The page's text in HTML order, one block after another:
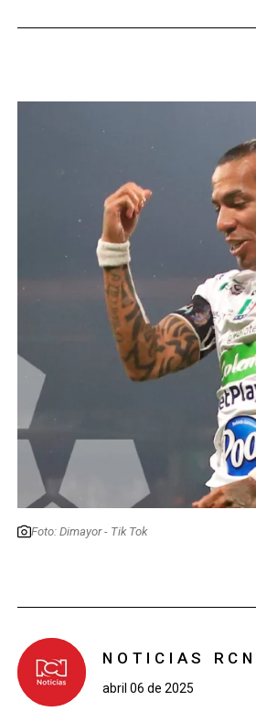
Foto: Dimayor - Tik Tok
NOTICIAS RCN
abril 06 de 2025